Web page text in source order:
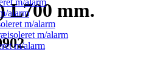
alarm
m/alarm
m/alarm
m/alarm
L700 mm.